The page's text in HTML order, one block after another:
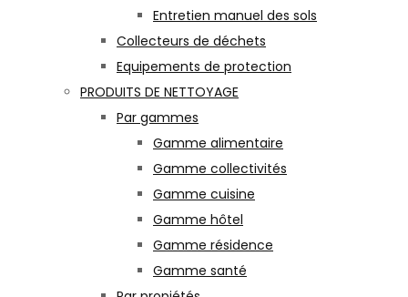
Entretien manuel des sols
Collecteurs de déchets
Equipements de protection
PRODUITS DE NETTOYAGE
Par gammes
Gamme alimentaire
Gamme collectivités
Gamme cuisine
Gamme hôtel
Gamme résidence
Gamme santé